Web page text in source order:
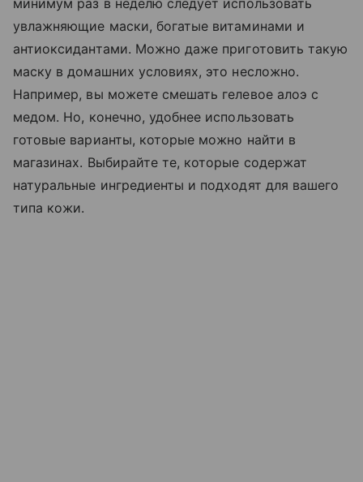
минимум раз в неделю следует использовать
увлажняющие маски, богатые витаминами и
антиоксидантами. Можно даже приготовить такую
маску в домашних условиях, это несложно.
Например, вы можете смешать гелевое алоэ с
медом. Но, конечно, удобнее использовать
готовые варианты, которые можно найти в
магазинах. Выбирайте те, которые содержат
натуральные ингредиенты и подходят для вашего
типа кожи.